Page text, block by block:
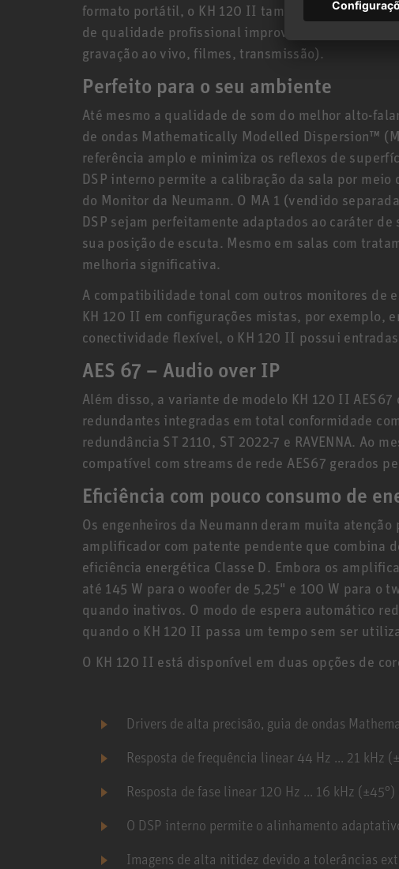
formato portátil, o KH 120 II também é uma
de qualidade profissional improvisada ao
gravação ao vivo, filmes, transmissão).
Perfeito para o seu ambiente
Até mesmo a qualidade de som do melhor alto-
de ondas Mathematically Modelled Dispersion™
referência amplo e minimiza os reflexos de
DSP interno permite a calibração da sala por
do Monitor da Neumann. O MA 1 (vendido
DSP sejam perfeitamente adaptados ao caráter
sua posição de escuta. Mesmo em salas com
melhoria significativa.
A compatibilidade tonal com outros monitores de
KH 120 II em configurações mistas, por exemplo,
conectividade flexível, o KH 120 II possui
AES 67 – Audio over IP
Além disso, a variante de modelo KH 120 II
redundantes integradas em total conformidade
redundância ST 2110, ST 2022-7 e RAVENNA. Ao
compatível com streams de rede AES67 gerados
Eficiência com pouco consumo de
Os engenheiros da Neumann deram muita
amplificador com patente pendente que combina
eficiência energética Classe D. Embora os
até 145 W para o woofer de 5,25" e 100 W para o
quando inativos. O modo de espera automático
quando o KH 120 II passa um tempo sem ser
O KH 120 II está disponível em duas opções de
Drivers de alta precisão, guia de ondas
Resposta de frequência linear 44 Hz ... 21 kHz
Resposta de fase linear 120 Hz ... 16 kHz
O DSP interno permite o alinhamento
Imagens de alta nitidez devido a tolerâncias